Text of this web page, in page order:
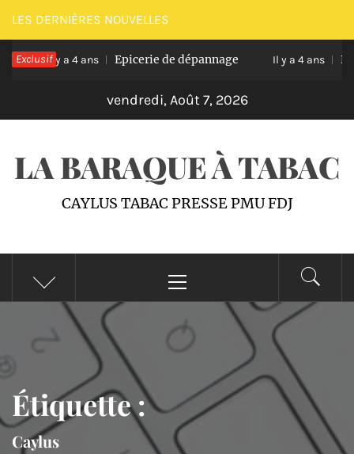
Passer
au
contenu
LES DERNIÈRES NOUVELLES
ExclusifIl y a 4 ans Epicerie de dépannage Il y a 4 ans
vendredi, Août 7, 2026
LA BARAQUE À TABAC
CAYLUS TABAC PRESSE PMU FDJ
principal
Étiquette :
Caylus